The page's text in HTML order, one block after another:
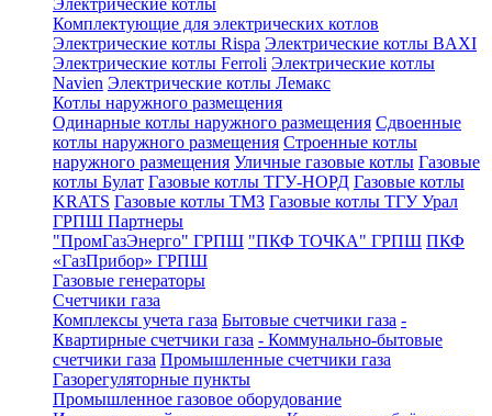
Электрические котлы
Комплектующие для электрических котлов
Электрические котлы Rispa Электрические котлы BAXI
Электрические котлы Ferroli Электрические котлы
Navien Электрические котлы Лемакс
Котлы наружного размещения
Одинарные котлы наружного размещения Сдвоенные
котлы наружного размещения Строенные котлы
наружного размещения Уличные газовые котлы Газовые
котлы Булат Газовые котлы ТГУ-НОРД Газовые котлы
KRATS Газовые котлы ТМЗ Газовые котлы ТГУ Урал
ГРПШ Партнеры
"ПромГазЭнерго" ГРПШ "ПКФ ТОЧКА" ГРПШ ПКФ
«ГазПрибор» ГРПШ
Газовые генераторы
Счетчики газа
Комплексы учета газа Бытовые счетчики газа -
Квартирные счетчики газа - Коммунально-бытовые
счетчики газа Промышленные счетчики газа
Газорегуляторные пункты
Промышленное газовое оборудование